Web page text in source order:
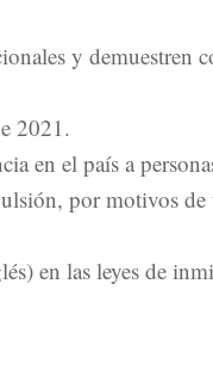
y
2021.
en el país a
por motivos
en las leyes de